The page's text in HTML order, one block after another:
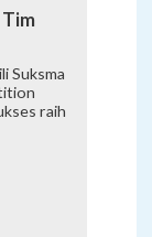
Suksma
raih